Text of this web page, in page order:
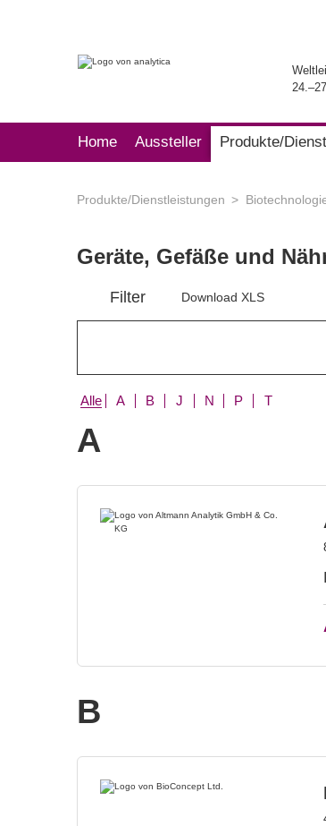
Home Aussteller Produkte/
Produkte/Dienstleistungen
Geräte, Gefäße und
Filter Download XLS
Alle A B J N P T
A
B